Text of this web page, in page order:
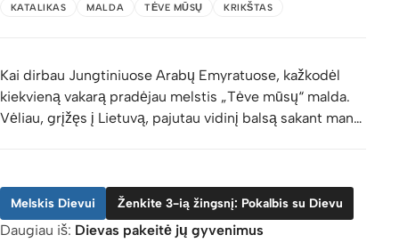
KATALIKAS MALDA TĖVE MŪSŲ KRIKŠTAS
Kai dirbau Jungtiniuose Arabų Emyratuose, kažkodėl
kiekvieną vakarą pradėjau melstis „Tėve mūsų“ malda.
Vėliau, grįžęs į Lietuvą, pajutau vidinį balsą sakant man…
Melskis Dievui Ženkite 3-ią žingsnį: Pokalbis su Dievu
Daugiau iš: Dievas pakeitė jų gyvenimus